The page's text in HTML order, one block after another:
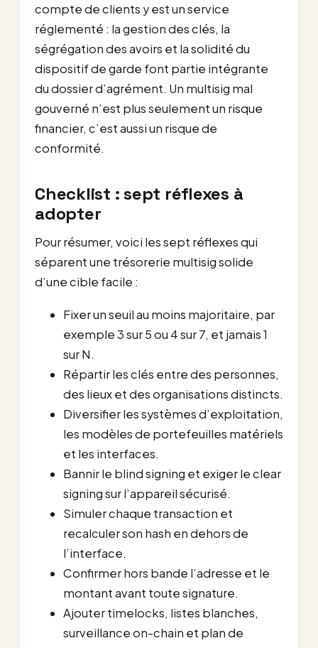
compte de clients y est un service
réglementé : la gestion des clés, la
ségrégation des avoirs et la solidité du
dispositif de garde font partie intégrante
du dossier d’agrément. Un multisig mal
gouverné n’est plus seulement un risque
financier, c’est aussi un risque de
conformité.
Checklist : sept réflexes à
adopter
Pour résumer, voici les sept réflexes qui
séparent une trésorerie multisig solide
d’une cible facile :
Fixer un seuil au moins majoritaire, par
exemple 3 sur 5 ou 4 sur 7, et jamais 1
sur N.
Répartir les clés entre des personnes,
des lieux et des organisations distincts.
Diversifier les systèmes d’exploitation,
les modèles de portefeuilles matériels
et les interfaces.
Bannir le blind signing et exiger le clear
signing sur l’appareil sécurisé.
Simuler chaque transaction et
recalculer son hash en dehors de
l’interface.
Confirmer hors bande l’adresse et le
montant avant toute signature.
Ajouter timelocks, listes blanches,
surveillance on-chain et plan de